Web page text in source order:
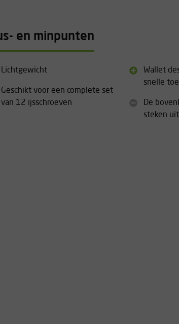
en minpunten
Lichtgewicht
Geschikt voor een complete set
van 12 ijsschroeven
Wallet
snelle
De
steken uit